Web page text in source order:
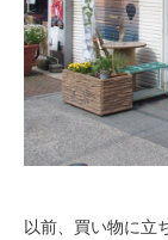
以前、買い物に立